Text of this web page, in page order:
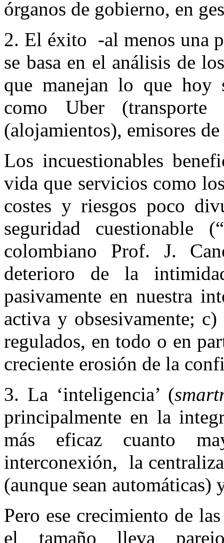
órganos de gobierno, en
2. El éxito -al menos una
se basa en el análisis de
que manejan lo que hoy
como Uber
(alojamientos), emisores
Los incuestionables
vida que servicios como
costes y riesgos poco
seguridad cuestionable
colombiano Prof. J.
deterioro de la
pasivamente en nuestra
activa y obsesivamente;
regulados, en todo o en
creciente erosión de la
3. La ‘inteligencia’ (
principalmente en la
más eficaz cuanto
interconexión, la
(aunque sean
Pero ese crecimiento de
el tamaño lleva